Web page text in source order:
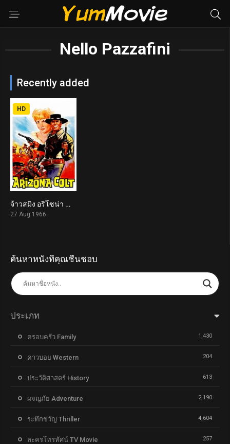
Nello Pazzafini
Recently added
6.2
HD
จ้าวสมิง อริโซน่า Man From Nowhere (1966)
27 Aug 1966
ค้นหาหนังที่คุณชื่นชอบ
ประเภท
ครอบครัว Family 1,430
คาวบอย Western 204
ประวัติศาสตร์ History 613
ผจญภัย Adventure 2,190
ระทึกขวัญ Thriller 4,604
ละครโทรทัศน์ TV Movie 257